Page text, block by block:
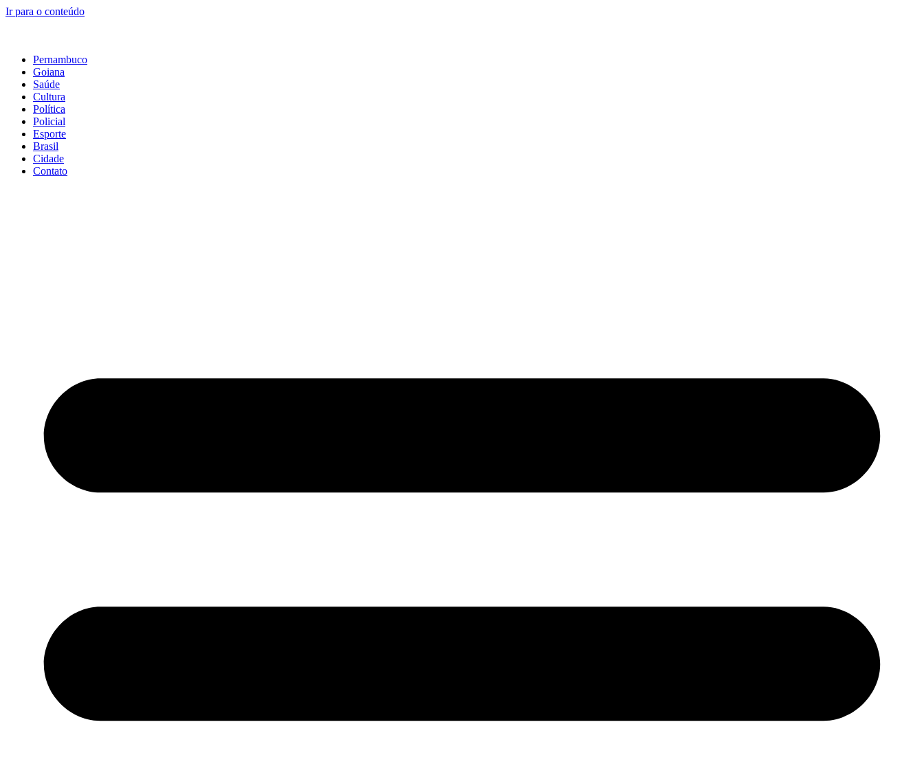
Ir para o conteúdo
Pernambuco
Goiana
Saúde
Cultura
Política
Policial
Esporte
Brasil
Cidade
Contato